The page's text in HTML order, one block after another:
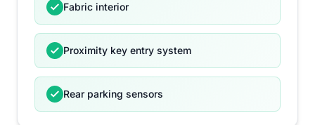
Fabric interior
Proximity key entry system
Rear parking sensors